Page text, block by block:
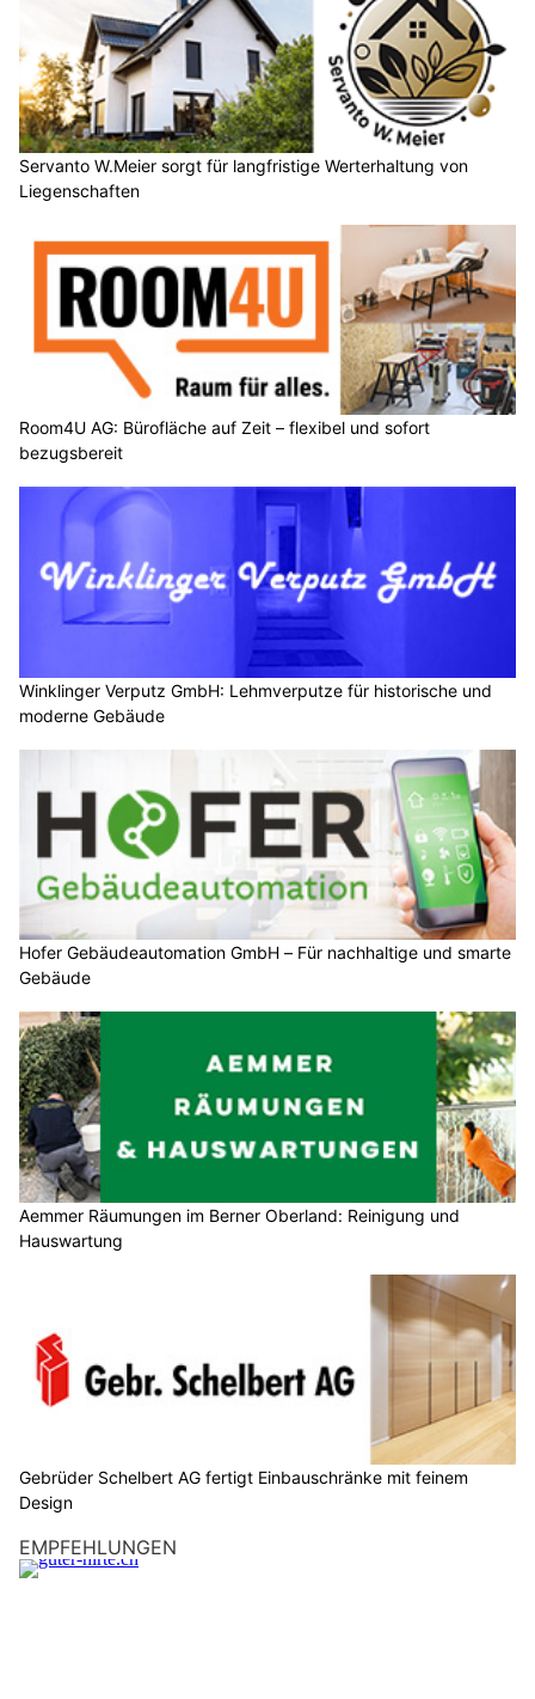
Servanto W.Meier sorgt für langfristige Werterhaltung von
Liegenschaften
Room4U AG: Bürofläche auf Zeit – flexibel und sofort
bezugsbereit
Winklinger Verputz GmbH: Lehmverputze für historische und
moderne Gebäude
Hofer Gebäudeautomation GmbH – Für nachhaltige und smarte
Gebäude
Aemmer Räumungen im Berner Oberland: Reinigung und
Hauswartung
Gebrüder Schelbert AG fertigt Einbauschränke mit feinem
Design
EMPFEHLUNGEN